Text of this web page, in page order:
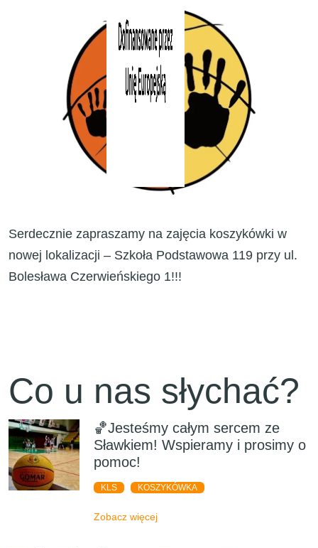
Serdecznie zapraszamy na zajęcia koszykówki w
nowej lokalizacji – Szkoła Podstawowa 119 przy ul.
Bolesława Czerwieńskiego 1!!!
Co u nas słychać?
🏀Jesteśmy całym sercem ze
Sławkiem! Wspieramy i prosimy o
pomoc!
KLS KOSZYKÓWKA
Zobacz więcej